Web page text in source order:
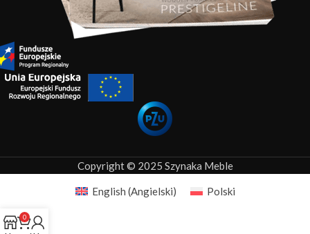
Copyright © 2025 Szynaka Meble
0
English (Angielski) Polski